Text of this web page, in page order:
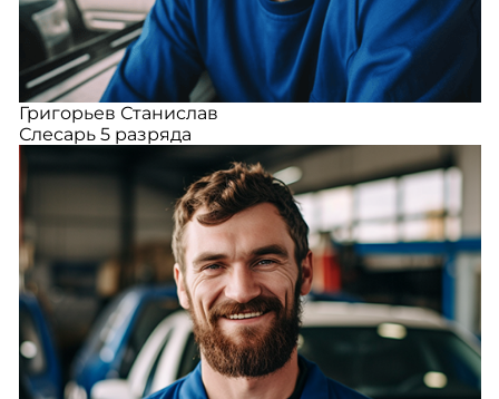
Григорьев Станислав
Слесарь 5 разряда